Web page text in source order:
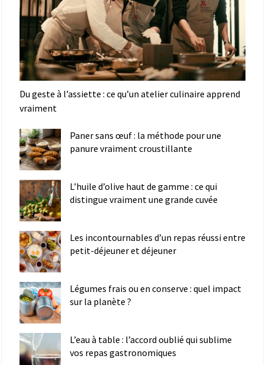
Du geste à l’assiette : ce qu’un atelier culinaire apprend
vraiment
Paner sans œuf : la méthode pour une
panure vraiment croustillante
L’huile d’olive haut de gamme : ce qui
distingue vraiment une grande cuvée
Les incontournables d’un repas réussi entre
petit-déjeuner et déjeuner
Légumes frais ou en conserve : quel impact
sur la planète ?
L’eau à table : l’accord oublié qui sublime
vos repas gastronomiques